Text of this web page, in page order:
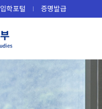
입학포털 증명발급